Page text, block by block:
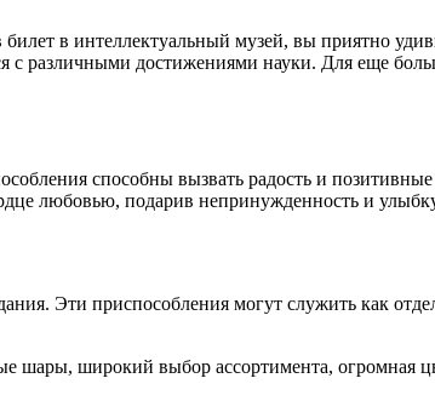
в интеллектуальный музей, вы приятно
с различными достижениями науки. Для еще
способны вызвать радость и
любовью, подарив непринужденность и
Эти приспособления могут служить как
шары, широкий выбор ассортимента, огромная